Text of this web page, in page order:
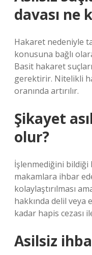
davası ne
Hakaret nedeniyle
konusuna bağlı
Basit hakaret
gerektirir. Nitelikli
oranında artırılır.
Şikayet
olur?
İşlenmediğini
makamlara ihbar
kolaylaştırılması
hakkında delil veya
kadar hapis cezası
Asilsiz